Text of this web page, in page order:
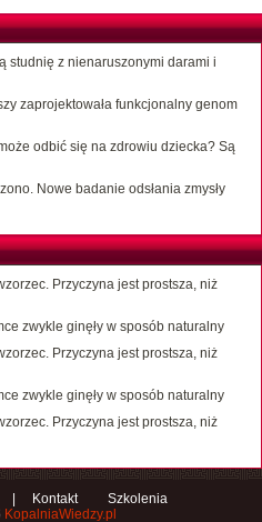
studnię z nienaruszonymi darami i
zaprojektowała funkcjonalny genom
odbić się na zdrowiu dziecka? Są
Nowe badanie odsłania zmysły
Przyczyna jest prostsza, niż
zwykle ginęły w sposób naturalny
Przyczyna jest prostsza, niż
zwykle ginęły w sposób naturalny
Przyczyna jest prostsza, niż
Kontakt
Szkolenia
KopalniaWiedzy.pl